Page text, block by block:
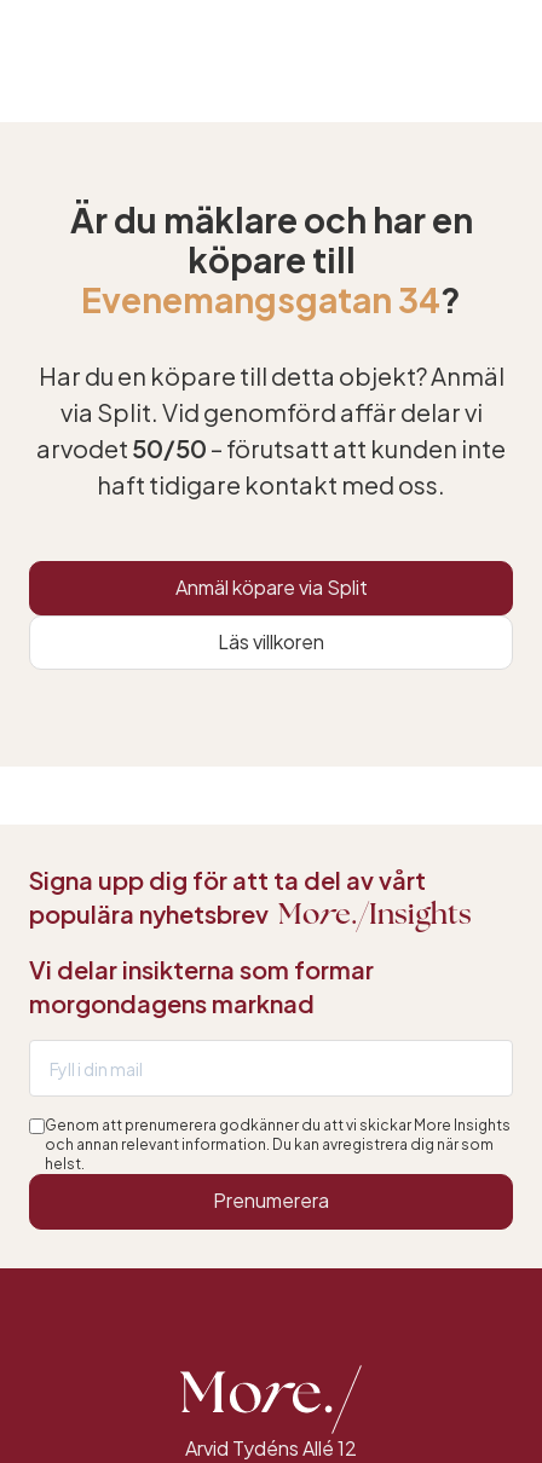
Är du mäklare och har en
köpare till
Evenemangsgatan 34?
Har du en köpare till detta objekt? Anmäl
via Split. Vid genomförd affär delar vi
arvodet 50/50 – förutsatt att kunden inte
haft tidigare kontakt med oss.
Läs villkoren
Anmäl köpare via Split
Signa upp dig för att ta del av vårt
populära nyhetsbrev More. Insights
Vi delar insikterna som formar
morgondagens marknad
Genom att prenumerera godkänner du att vi skickar More Insights
och annan relevant information. Du kan avregistrera dig när som
helst.
Prenumerera
Arvid Tydéns Allé 12